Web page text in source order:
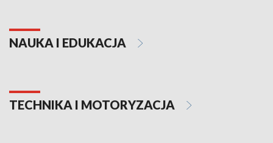
NAUKA I EDUKACJA
TECHNIKA I MOTORYZACJA